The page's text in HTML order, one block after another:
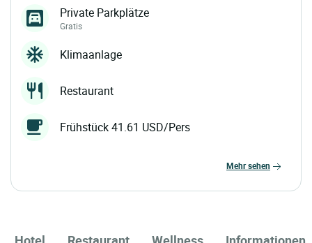
Private Parkplätze
Gratis
Klimaanlage
Restaurant
Frühstück 41.61 USD/Pers
mehr sehen